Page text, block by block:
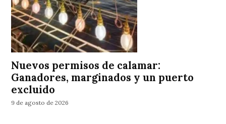
Nuevos permisos de calamar:
Ganadores, marginados y un puerto
excluido
9 de agosto de 2026